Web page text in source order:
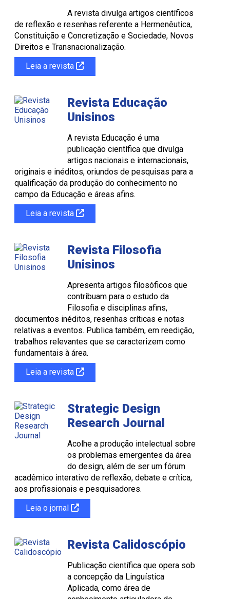
A revista divulga artigos científicos
de reflexão e resenhas referente a Hermenêutica,
Constituição e Concretização e Sociedade, Novos
Direitos e Transnacionalização.
Leia a revista
Revista Educação
Unisinos
A revista Educação é uma
publicação científica que divulga
artigos nacionais e internacionais,
originais e inéditos, oriundos de pesquisas para a
qualificação da produção do conhecimento no
campo da Educação e áreas afins.
Leia a revista
Revista Filosofia
Unisinos
Apresenta artigos filosóficos que
contribuam para o estudo da
Filosofia e disciplinas afins,
documentos inéditos, resenhas críticas e notas
relativas a eventos. Publica também, em reedição,
trabalhos relevantes que se caracterizem como
fundamentais à área.
Leia a revista
Strategic Design
Research Journal
Acolhe a produção intelectual sobre
os problemas emergentes da área
do design, além de ser um fórum
acadêmico interativo de reflexão, debate e crítica,
aos profissionais e pesquisadores.
Leia o jornal
Revista Calidoscópio
Publicação científica que opera sob
a concepção da Linguística
Aplicada, como área de